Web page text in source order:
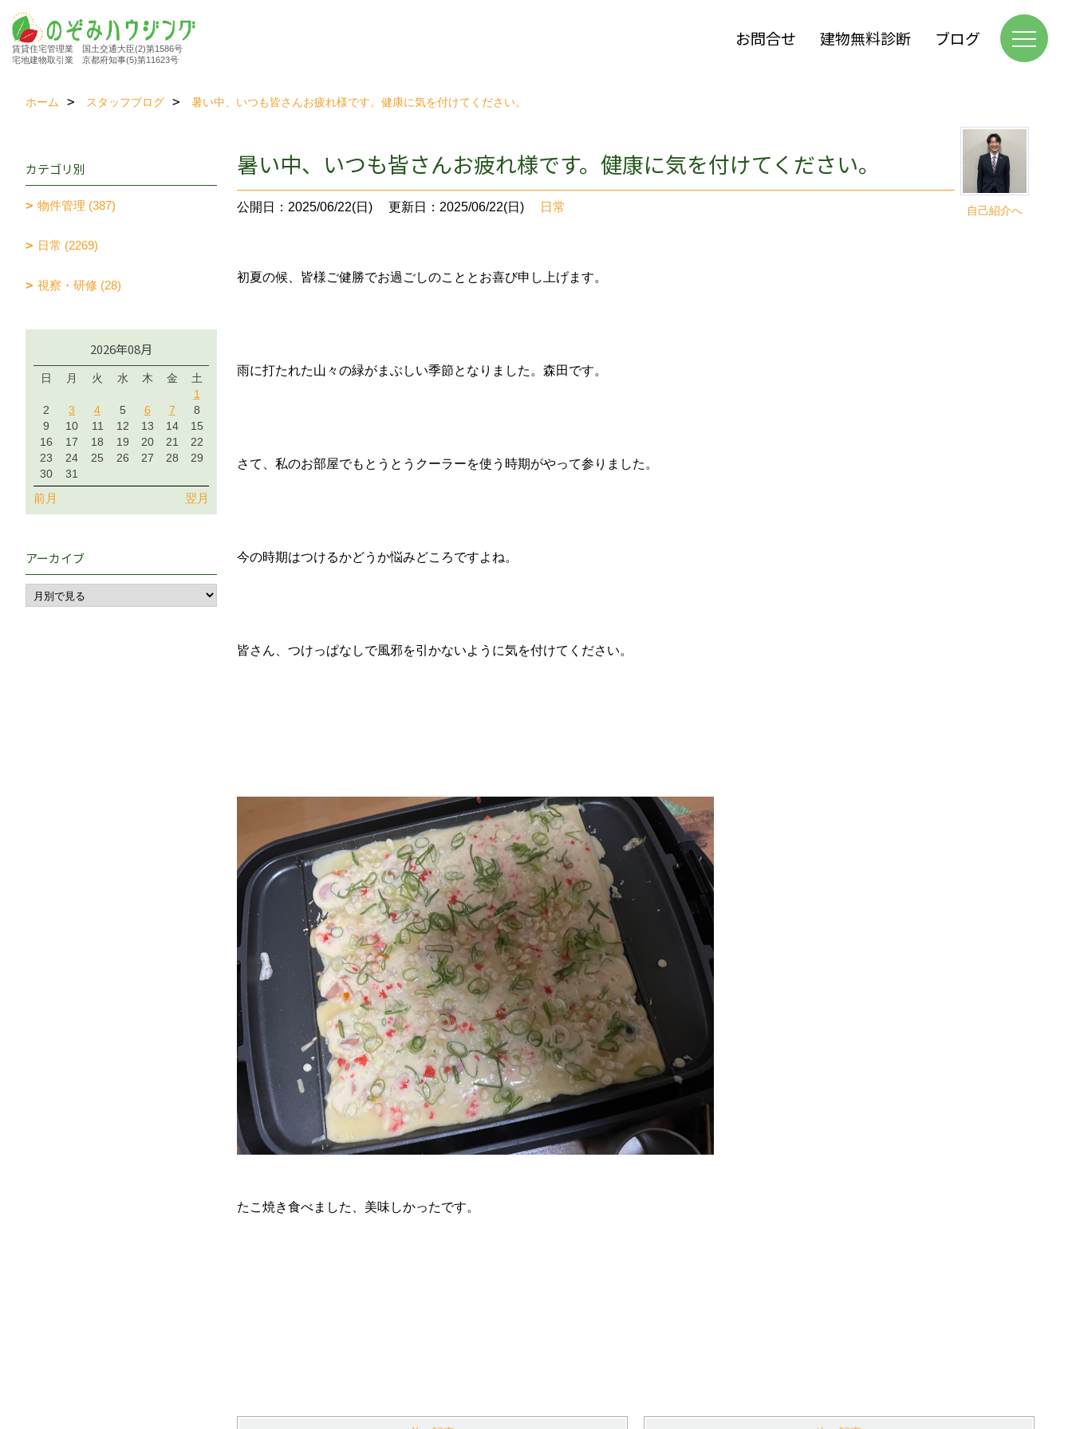
賃貸住宅管理業 国土交通大臣(2)第1586号
宅地建物取引業 京都府知事(5)第11623号
お問合せ 建物無料診断 ブログ
ホーム スタッフブログ 暑い中、いつも皆さんお疲れ様です。健康に気を付けてください。
自己紹介へ
暑い中、いつも皆さんお疲れ様です。健康に気を付けてください。
公開日：2025/06/22(日) 更新日：2025/06/22(日) 日常
初夏の候、皆様ご健勝でお過ごしのこととお喜び申し上げます。
雨に打たれた山々の緑がまぶしい季節となりました。森田です。
さて、私のお部屋でもとうとうクーラーを使う時期がやって参りました。
今の時期はつけるかどうか悩みどころですよね。
皆さん、つけっぱなしで風邪を引かないように気を付けてください。
たこ焼き食べました、美味しかったです。
カテゴリ別
物件管理 (387)
日常 (2269)
視察・研修 (28)
2026年08月
日 月 火 水 木 金
土
1
2
3 4 5 6 7
8
9
10 11 12 13 14
15
16
17 18 19 20 21
22
23
24 25 26 27 28
29
30
31
前月 翌月
アーカイブ